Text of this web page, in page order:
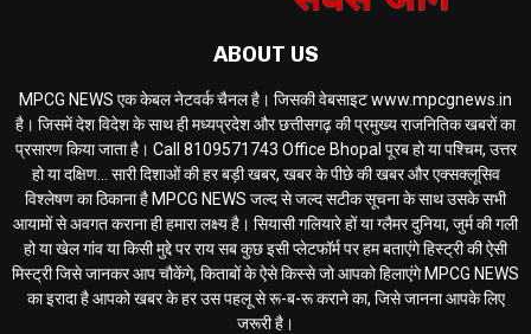
ABOUT US
MPCG NEWS एक केबल नेटवर्क चैनल है। जिसकी वेबसाइट www.mpcgnews.in
है। जिसमें देश विदेश के साथ ही मध्यप्रदेश और छत्तीसगढ़ की प्रमुख्य राजनितिक खबरों का
प्रसारण किया जाता है। Call 8109571743 Office Bhopal पूरब हो या पश्चिम, उत्तर
हो या दक्षिण... सारी दिशाओं की हर बड़ी खबर, खबर के पीछे की खबर और एक्सक्लूसिव
विश्लेषण का ठिकाना है MPCG NEWS जल्द से जल्द सटीक सूचना के साथ उसके सभी
आयामों से अवगत कराना ही हमारा लक्ष्य है। सियासी गलियारे हों या ग्लैमर दुनिया, जुर्म की गली
हो या खेल गांव या किसी मुद्दे पर राय सब कुछ इसी प्लेटफॉर्म पर हम बताएंगे हिस्ट्री की ऐसी
मिस्ट्री जिसे जानकर आप चौकेंगे, किताबों के ऐसे किस्से जो आपको हिलाएंगे MPCG NEWS
का इरादा है आपको खबर के हर उस पहलू से रू-ब-रू कराने का, जिसे जानना आपके लिए
जरूरी है।